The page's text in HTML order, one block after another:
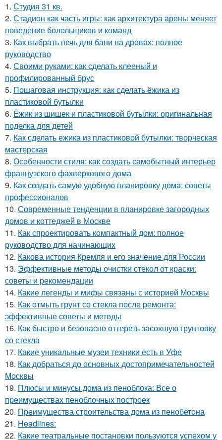
1. Студия 31 кв.
2. Стадион как часть игры: как архитектура арены меняет
поведение болельщиков и команд
3. Как выбрать печь для бани на дровах: полное
руководство
4. Своими руками: как сделать клееный и
профилированный брус
5. Пошаговая инструкция: как сделать ёжика из
пластиковой бутылки
6. Ёжик из шишек и пластиковой бутылки: оригинальная
поделка для детей
7. Как сделать ежика из пластиковой бутылки: творческая
мастерская
8. Особенности стиля: как создать самобытный интерьер
французского фахверкового дома
9. Как создать самую удобную планировку дома: советы
профессионалов
10. Современные тенденции в планировке загородных
домов и коттеджей в Москве
11. Как спроектировать компактный дом: полное
руководство для начинающих
12. Какова история Кремля и его значение для России
13. Эффективные методы очистки стекол от краски:
советы и рекомендации
14. Какие легенды и мифы связаны с историей Москвы
15. Как отмыть грунт со стекла после ремонта:
эффективные советы и методы
16. Как быстро и безопасно оттереть засохшую грунтовку
со стекла
17. Какие уникальные музеи техники есть в Уфе
18. Как добраться до основных достопримечательностей
Москвы
19. Плюсы и минусы дома из пеноблока: Все о
преимуществах пеноблочных построек
20. Преимущества строительства дома из пенобетона
21. Headlines:
22. Какие театральные постановки пользуются успехом у